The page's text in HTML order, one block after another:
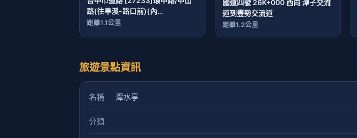
路(往旱溪-路口前)(內
側)Huanzhong Rd./Zhongshan
距離1.1公里
國道四號 26K+000 西向 潭子交流
道到豐勢交流道
距離1.2公里
旅遊景點資訊
名稱 潭水亭
分類